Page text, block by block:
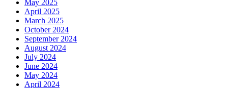
May 2025
April 2025
March 2025
October 2024
September 2024
August 2024
July 2024
June 2024
May 2024
April 2024